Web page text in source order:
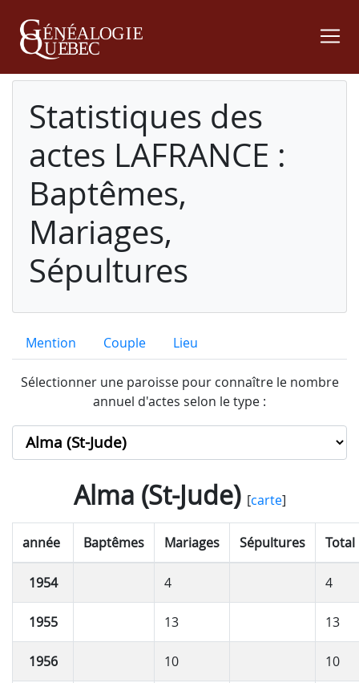
Statistiques des
actes LAFRANCE :
Baptêmes,
Mariages,
Sépultures
Mention Couple Lieu
Sélectionner une paroisse pour connaître le nombre
annuel d'actes selon le type :
Alma (St-Jude)[carte]
année Baptêmes Mariages Sépultures Total
1954 4 4
1955 13 13
1956 10 10